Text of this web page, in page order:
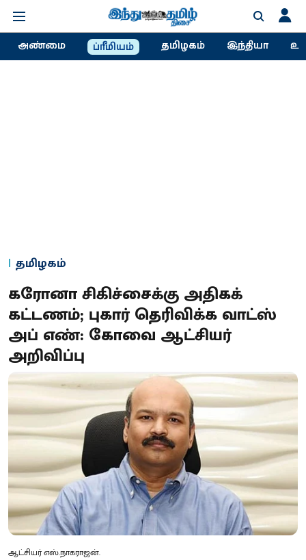
அண்மை ப்ரீமியம் தமிழகம் இந்தியா
தமிழகம்
கரோனா சிகிச்சைக்கு அதிகக்
கட்டணம்; புகார் தெரிவிக்க வாட்ஸ்
அப் எண்: கோவை ஆட்சியர்
அறிவிப்பு
ஆட்சியர் எஸ்.நாகராஜன்.